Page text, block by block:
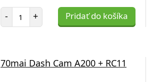
- Počet položiek
+ Pridať do košíka
70mai Dash Cam A200 + RC11